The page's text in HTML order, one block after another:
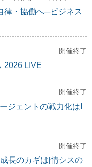
律・協働へ─ビジネス
開催終了
2026 LIVE
開催終了
ジェントの戦力化はI
開催終了
長のカギは[情シスの